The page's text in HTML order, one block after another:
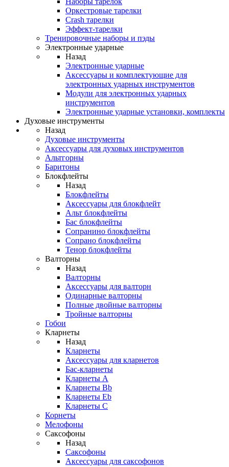
Оркестровые тарелки
Сrash тарелки
Эффект-тарелки
Тренировочные наборы и пэды
Электронные ударные
Назад
Электронные ударные
Аксессуары и комплектующие для
электронных ударных инструментов
Модули для электронных ударных
инструментов
Электронные ударные установки, комплекты
Духовые инструменты
Назад
Духовые инструменты
Аксессуары для духовых инструментов
Альтгорны
Баритоны
Блокфлейты
Назад
Блокфлейты
Аксессуары для блокфлейт
Альт блокфлейты
Бас блокфлейты
Сопранино блокфлейты
Сопрано блокфлейты
Тенор блокфлейты
Валторны
Назад
Валторны
Аксессуары для валторн
Одинарные валторны
Полные двойные валторны
Тройные валторны
Гобои
Кларнеты
Назад
Кларнеты
Аксессуары для кларнетов
Бас-кларнеты
Кларнеты A
Кларнеты Bb
Кларнеты Eb
Кларнеты С
Корнеты
Мелофоны
Саксофоны
Назад
Саксофоны
Аксессуары для саксофонов